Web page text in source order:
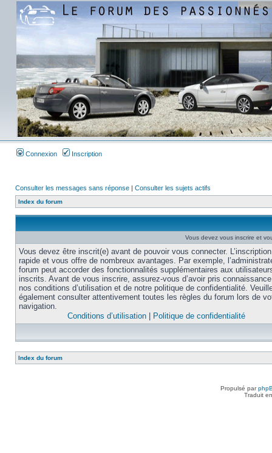
Connexion Inscription
Consulter les messages sans réponse | Consulter les sujets actifs
Index du forum
Vous devez vous inscrire et
Vous devez être inscrit(e) avant de pouvoir vous connecter.
rapide et vous offre de nombreux avantages. Par exemple,
forum peut accorder des fonctionnalités supplémentaires aux
inscrits. Avant de vous inscrire, assurez-vous d’avoir pris
nos conditions d’utilisation et de notre politique de confidentialité.
également consulter attentivement toutes les règles du forum lors de
navigation.
Conditions d’utilisation
Politique de confidentialité
Index du forum
Propulsé par
Traduit